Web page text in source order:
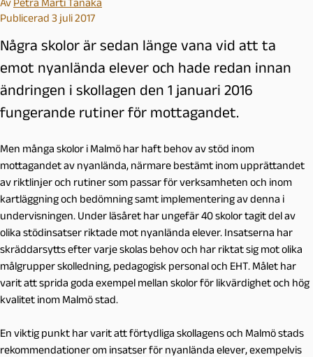
Av Petra Marti Tanaka
Publicerad 3 juli 2017
Några skolor är sedan länge vana vid att ta
emot nyanlända elever och hade redan innan
ändringen i skollagen den 1 januari 2016
fungerande rutiner för mottagandet.
Men många skolor i Malmö har haft behov av stöd inom
mottagandet av nyanlända, närmare bestämt inom upprättandet
av riktlinjer och rutiner som passar för verksamheten och inom
kartläggning och bedömning samt implementering av denna i
undervisningen. Under läsåret har ungefär 40 skolor tagit del av
olika stödinsatser riktade mot nyanlända elever. Insatserna har
skräddarsytts efter varje skolas behov och har riktat sig mot olika
målgrupper skolledning, pedagogisk personal och EHT. Målet har
varit att sprida goda exempel mellan skolor för likvärdighet och hög
kvalitet inom Malmö stad.
En viktig punkt har varit att förtydliga skollagens och Malmö stads
rekommendationer om insatser för nyanlända elever, exempelvis